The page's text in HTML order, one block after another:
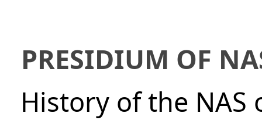
PRESIDIUM OF
History of the NAS